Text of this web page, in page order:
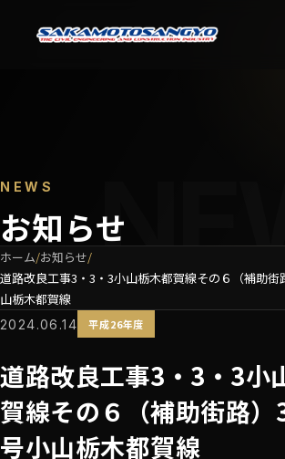
NEWS
お知らせ
ホーム お知らせ
道路改良工事3・3・3小山栃木都賀線その６（補助街
山栃木都賀線
2024.06.14 平成26年度
道路改良工事3・3・3小
賀線その６（補助街路
号小山栃木都賀線